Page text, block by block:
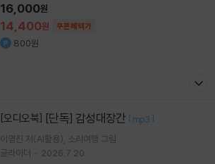
14,400원 쿠폰혜택가
16,000원
800원
[오디오북] [단독] 감성대장간 [ mp3 ]
이영진 저(AI활용) 소리여행 그림
글라이더
2026.7.20.